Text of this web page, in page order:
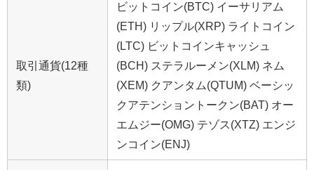
取引通貨(12種
類)
ビットコイン(BTC) イーサリアム
(ETH) リップル(XRP) ライトコイン
(LTC) ビットコインキャッシュ
(BCH) ステラルーメン(XLM) ネム
(XEM) クアンタム(QTUM) ベーシッ
クアテンショントークン(BAT) オー
エムジー(OMG) テゾス(XTZ) エンジ
ンコイン(ENJ)